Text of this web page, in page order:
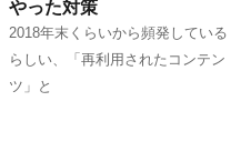
やった対策
2018年末くらいから頻発している
らしい、「再利用されたコンテン
ツ」と